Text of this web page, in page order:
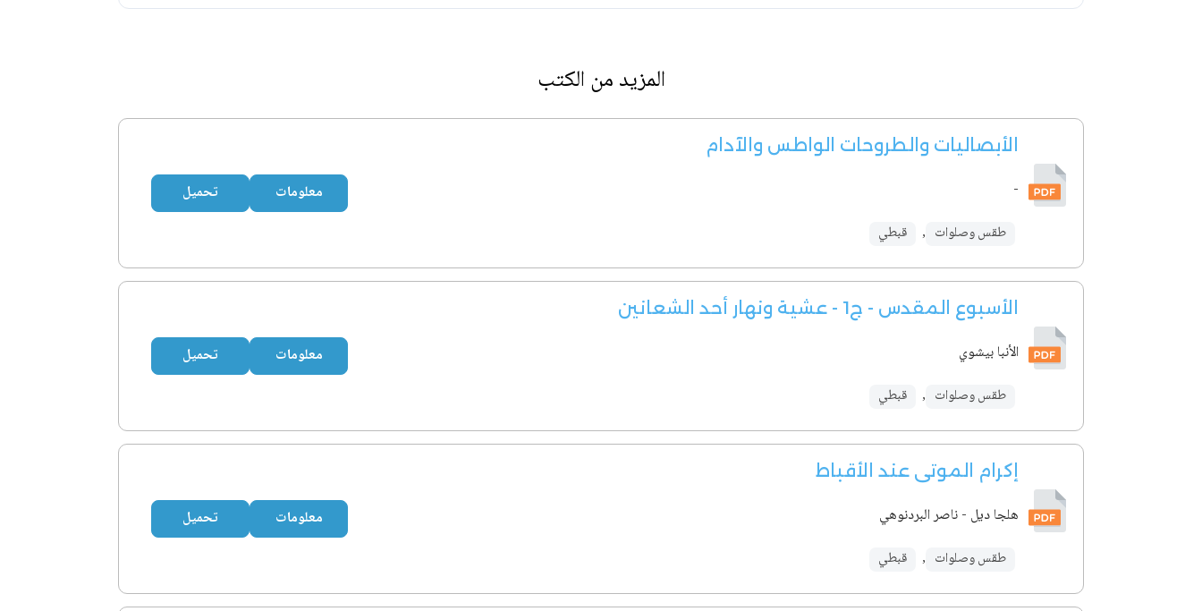
المزيد من الكتب
الأبصاليات والطروحات الواطس والآدام
-
طقس وصلوات , قبطي
معلومات تحميل
الأسبوع المقدس - ج1 - عشية ونهار أحد الشعانين
الأنبا بيشوي
طقس وصلوات , قبطي
معلومات تحميل
إكرام الموتى عند الأقباط
هلجا ديل - ناصر البردنوهي
طقس وصلوات , قبطي
معلومات تحميل